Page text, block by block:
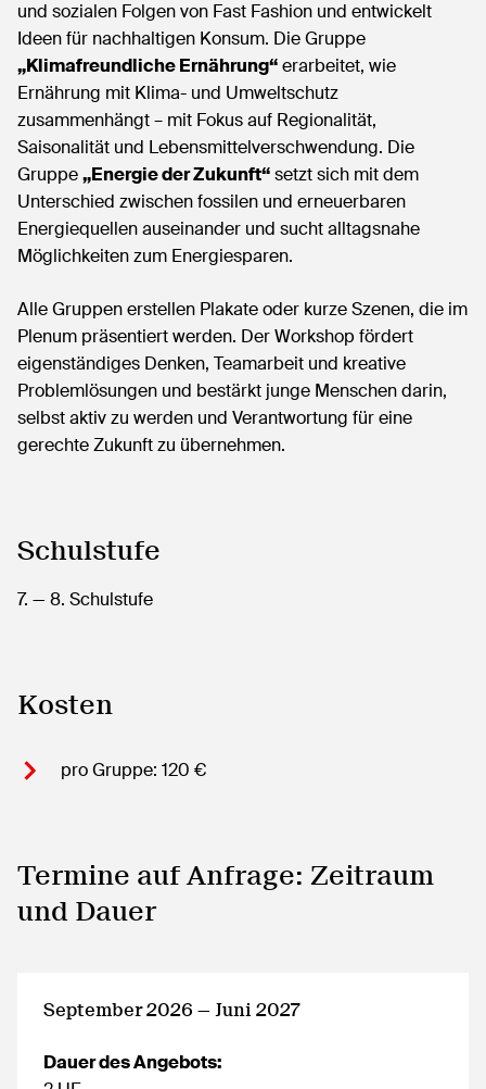
und sozialen Folgen von Fast Fashion und entwickelt
Ideen für nachhaltigen Konsum. Die Gruppe
„Klimafreundliche Ernährung“erarbeitet, wie
Ernährung mit Klima- und Umweltschutz
zusammenhängt – mit Fokus auf Regionalität,
Saisonalität und Lebensmittelverschwendung. Die
Gruppe„Energie der Zukunft“setzt sich mit dem
Unterschied zwischen fossilen und erneuerbaren
Energiequellen auseinander und sucht alltagsnahe
Möglichkeiten zum Energiesparen.
Alle Gruppen erstellen Plakate oder kurze Szenen, die im
Plenum präsentiert werden. Der Workshop fördert
eigenständiges Denken, Teamarbeit und kreative
Problemlösungen und bestärkt junge Menschen darin,
selbst aktiv zu werden und Verantwortung für eine
gerechte Zukunft zu übernehmen.
Schulstufe
7. — 8. Schulstufe
Kosten
pro Gruppe: 120 €
Termine auf Anfrage: Zeitraum
und Dauer
September 2026 — Juni 2027
Dauer des Angebots: